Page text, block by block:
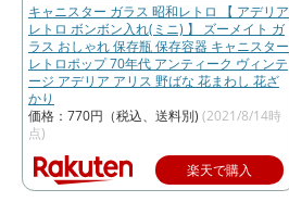
キャニスター ガラス 昭和レトロ 【 アデリア
レトロ ボンボン入れ(ミニ) 】 ズーメイト ガ
ラス おしゃれ 保存瓶 保存容器 キャニスター
レトロポップ 70年代 アンティーク ヴィンテ
ージ アデリア アリス 野ばな 花まわし 花ざ
かり
価格：770円（税込、送料別) (2021/8/14時
点)
楽天で購入